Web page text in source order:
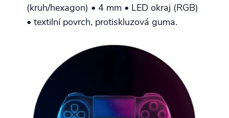
(kruh/hexagon) • 4 mm • LED okraj (RGB)
• textilní povrch, protiskluzová guma.